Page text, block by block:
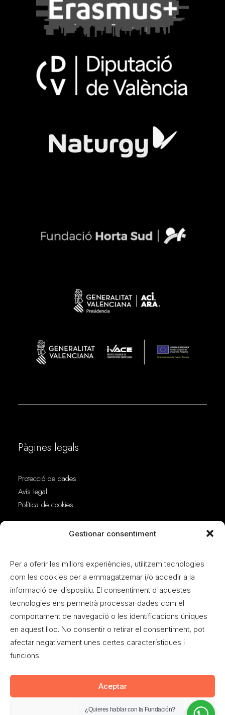
Gestionar consentiment
Per a oferir les millors experiències, utilitzem tecnologies
com les cookies per a emmagatzemar i/o accedir a la
informació del dispositiu. El consentiment d'aquestes
tecnologies ens permetrà processar dades com el
comportament de navegació o les identificacions úniques
en aquest lloc. No consentir o retirar el consentiment, pot
afectar negativament unes certes característiques i
funcions.
Aceptar
Denegar
Pàgines legals
Protecció de dades
Avís legal
Política de cookies
C. José Luis Lazkanoiturburu Korkostegi, 14
46940 Manises
Valencia
Contacte
info@fmciudadano.org
© 2026 Movimiento Ciudadano. All rights reserved
¿Quieres hablar con la Fundación?